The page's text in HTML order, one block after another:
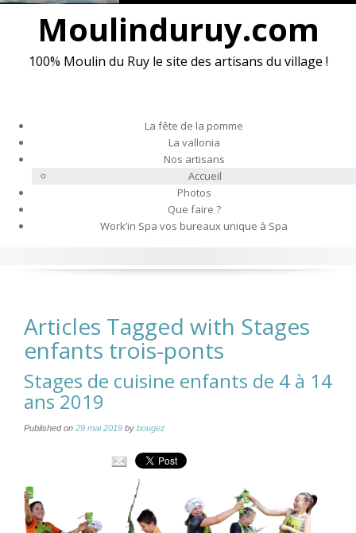
Moulinduruy.com
100% Moulin du Ruy le site des artisans du village !
La fête de la pomme
La vallonia
Nos artisans
Accueil
Photos
Que faire ?
Work’in Spa vos bureaux unique à Spa
Articles Tagged with Stages
enfants trois-ponts
Stages de cuisine enfants de 4 à 14
ans 2019
Published on 29 mai 2019 by bougez